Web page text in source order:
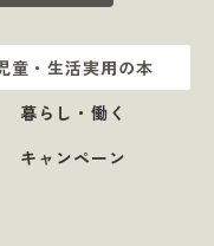
童・生活実用の本
暮らし・働く
キャンペーン